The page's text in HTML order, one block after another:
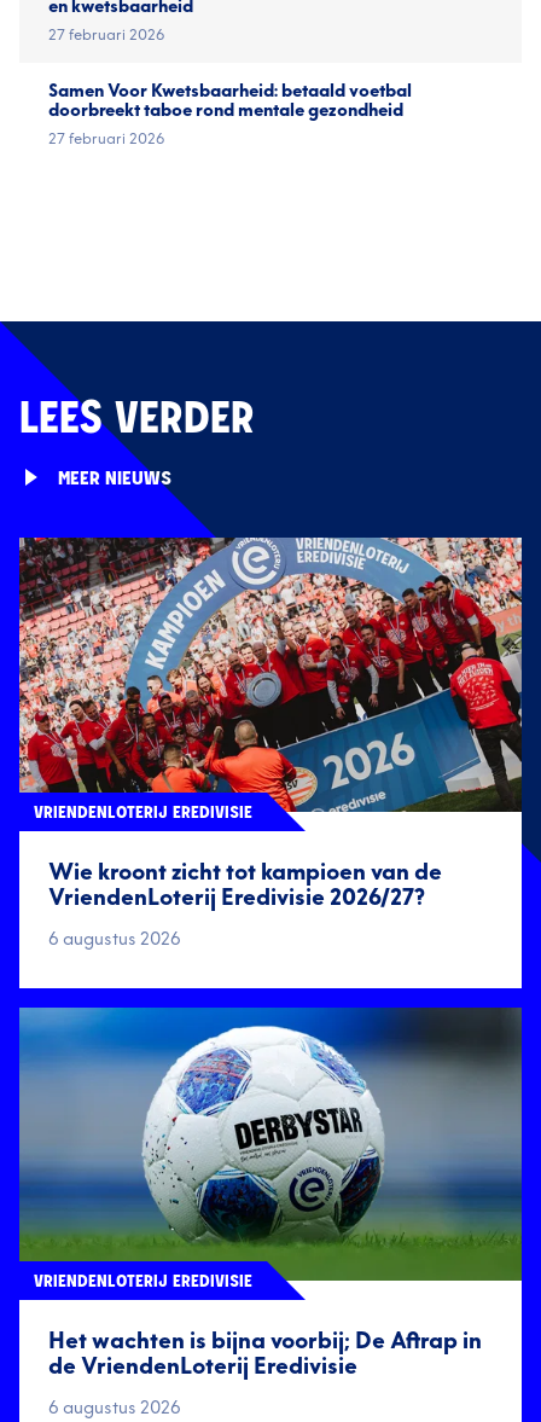
en kwetsbaarheid
27 februari 2026
Samen Voor Kwetsbaarheid: betaald voetbal
doorbreekt taboe rond mentale gezondheid
27 februari 2026
LEES VERDER
MEER NIEUWS
Wie kroont zicht tot kampioen van de
VriendenLoterij Eredivisie 2026/27?
VRIENDENLOTERIJ EREDIVISIE
6 augustus 2026
Het wachten is bijna voorbij; De Aftrap in
de VriendenLoterij Eredivisie
VRIENDENLOTERIJ EREDIVISIE
6 augustus 2026